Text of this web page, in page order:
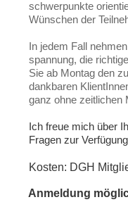
schwerpunkte
Wünschen der
In jedem Fall
spannung, die
Sie ab Montag den
dankbaren
ganz ohne zeitlichen
Ich freue mich über
Fragen zur
Kosten: DGH
Anmeldung